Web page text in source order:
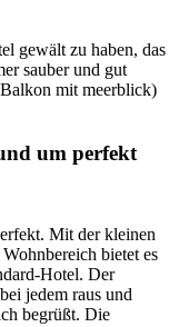
gewält zu haben, das
sauber und gut
Balkon mit meerblick)
um perfekt
Mit der kleinen
bietet es
Hotel. Der
jedem raus und
begrüßt. Die